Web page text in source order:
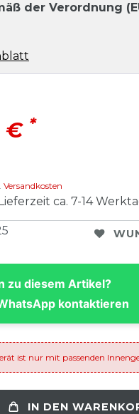
der Verordnung
€ *
Versandkosten
ca. 7-14
zu diesem Artikel?
kontaktieren
ist nur mit passenden
IN DEN